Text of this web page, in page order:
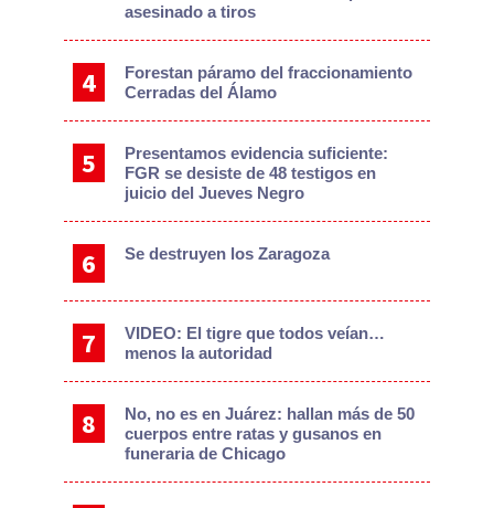
asesinado a tiros
Forestan páramo del fraccionamiento
Cerradas del Álamo
Presentamos evidencia suficiente:
FGR se desiste de 48 testigos en
juicio del Jueves Negro
Se destruyen los Zaragoza
VIDEO: El tigre que todos veían…
menos la autoridad
No, no es en Juárez: hallan más de 50
cuerpos entre ratas y gusanos en
funeraria de Chicago